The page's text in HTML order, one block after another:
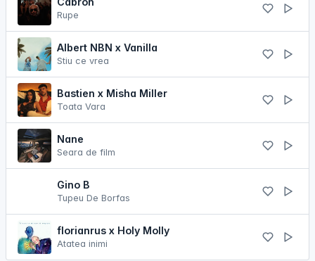
Rupe
Albert NBN x Vanilla
Stiu ce vrea
Bastien x Misha Miller
Toata Vara
Nane
Seara de film
Gino B
Tupeu De Borfas
florianrus x Holy Molly
Atatea inimi